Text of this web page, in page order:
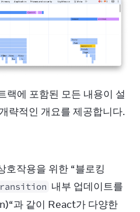
랙에 포함된 모든 내용이 설
략적인 개요를 제공합니다.
호작용을 위한 “블로킹
내부 업데이트를
과 같이 React가 다양한